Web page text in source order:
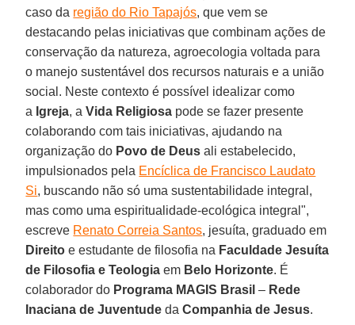
caso da região do Rio Tapajós, que vem se
destacando pelas iniciativas que combinam ações de
conservação da natureza, agroecologia voltada para
o manejo sustentável dos recursos naturais e a união
social. Neste contexto é possível idealizar como
a Igreja, aVida Religiosa pode se fazer presente
colaborando com tais iniciativas, ajudando na
organização do Povo de Deus ali estabelecido,
impulsionados pela Encíclica de Francisco Laudato
Si, buscando não só uma sustentabilidade integral,
mas como uma espiritualidade-ecológica integral",
escreve Renato Correia Santos, jesuíta, graduado em
Direito e estudante de filosofia na Faculdade Jesuíta
de Filosofia e Teologia em Belo Horizonte. É
colaborador do Programa MAGIS Brasil – Rede
Inaciana de Juventude daCompanhia de Jesus.